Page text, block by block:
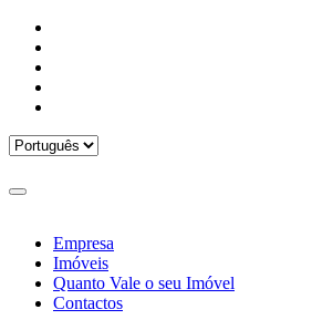
Empresa
Imóveis
Quanto Vale o seu Imóvel
Contactos